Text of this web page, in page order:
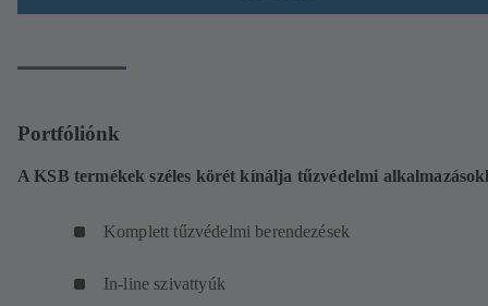
Portfóliónk
A KSB termékek széles körét kínálja tűzvédelmi
Komplett tűzvédelmi berendezések
In-line szivattyúk